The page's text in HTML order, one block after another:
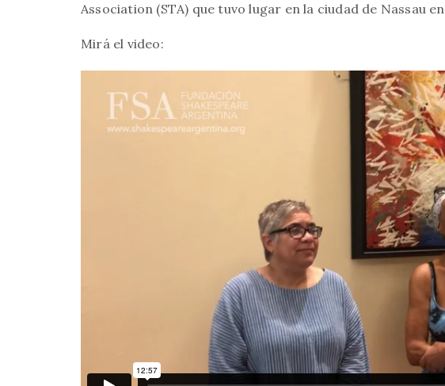
Association (STA) que tuvo lugar en la ciudad de Nassau en
Mirá el video: